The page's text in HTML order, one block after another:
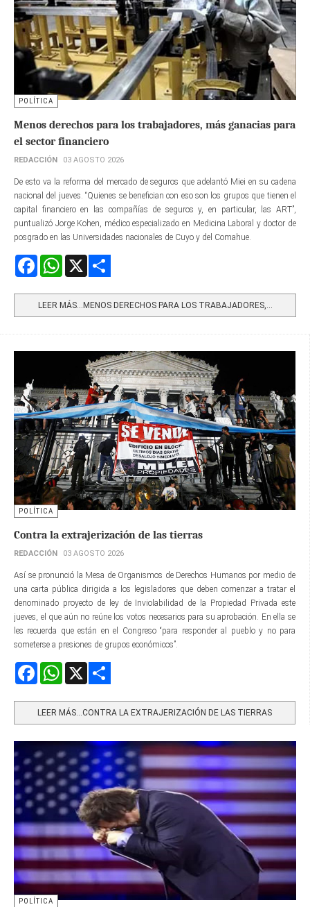
POLÍTICA
Menos derechos para los trabajadores, más ganacias para
el sector financiero
REDACCIÓN 03 AGOSTO 2026
De esto va la reforma del mercado de seguros que adelantó Miei en su cadena
nacional del jueves. “Quienes se benefician con eso son los grupos que tienen el
capital financiero en las compañías de seguros y, en particular, las ART”,
puntualizó Jorge Kohen, médico especializado en Medicina Laboral y doctor de
posgrado en las Universidades nacionales de Cuyo y del Comahue.
FacebookWhatsApp
LEER MÁS…MENOS DERECHOS PARA LOS TRABAJADORES,...
POLÍTICA
Contra la extrajerización de las tierras
REDACCIÓN 03 AGOSTO 2026
Así se pronunció la Mesa de Organismos de Derechos Humanos por medio de
una carta pública dirigida a los legisladores que deben comenzar a tratar el
denominado proyecto de ley de Inviolabilidad de la Propiedad Privada este
jueves, el que aún no reúne los votos necesarios para su aprobación. En ella se
les recuerda que están en el Congreso “para responder al pueblo y no para
someterse a presiones de grupos económicos”.
FacebookWhatsApp
LEER MÁS…CONTRA LA EXTRAJERIZACIÓN DE LAS TIERRAS
POLÍTICA